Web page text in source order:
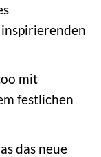
mit
festlichen
das neue